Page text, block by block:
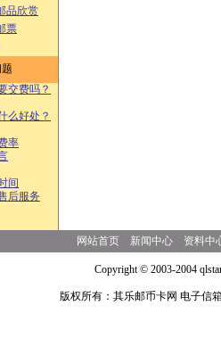
品欣赏
票
交费吗？
么好处？
率
间
后服务
网站首页 新闻中心 资料中
Copyright © 2003-2004
版权所有：其乐邮币卡网 电子信